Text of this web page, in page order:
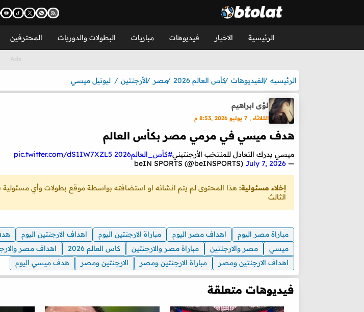
الرئيسية الاخبار فيديوهات مباريات البطولات والدوريات المحترفين
الرئيسيه الفيديوهات كأس العالم 2026 مصر الأرجنتين ليونيل ميسي
لؤى ابراهيم
الثلاثاء , 7 يوليو 2026 ,8:53 م
هدف ميسي في مرمي مصر بكأس العالم
ميسي يدرك التعادل للمنتخب الأرجنتيني#كأس_العالم2026
pic.twitter.com/dS1IW7XZL5
— beIN SPORTS (@beINSPORTS)
July 7, 2026
إخلاء مسئولية: هذا المحتوى لم يتم انشائه او استضافته بواسطة موقع بطولات وأي مسئولية
الثالث
مباراة مصر اليوم اهداف مصر اليوم مباراة الارجنتين اليوم اهداف الارجنتين اليوم
ميسي
مصر والارجنتين مباراة مصر والارجنتين كاس العالم 2026
اهداف مصر
اهداف الارجنتين ومصر
مباراة الارجنتين ومصر الارجنتين ومصر هدف ميسي اليوم
فيديوهات متعلقة